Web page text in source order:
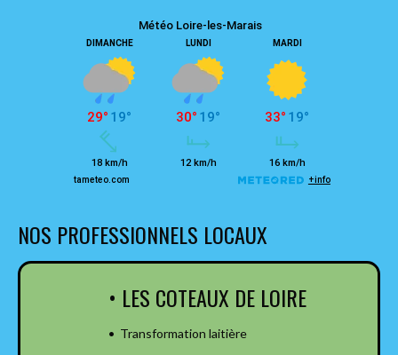
NOS PROFESSIONNELS LOCAUX
• LES COTEAUX DE LOIRE
• Transformation laitière